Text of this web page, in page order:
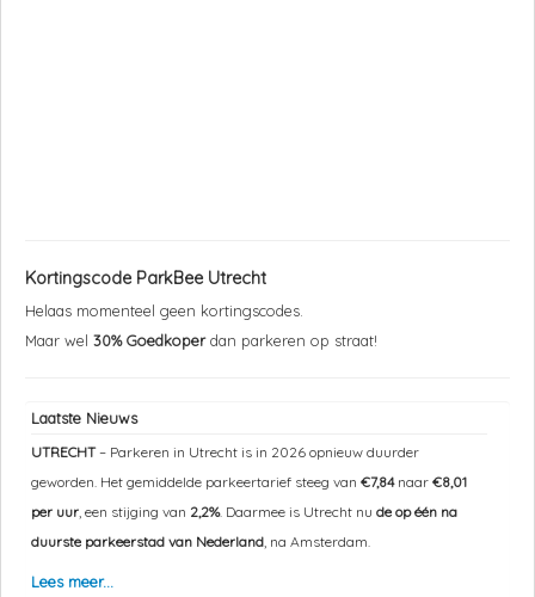
Kortingscode ParkBee Utrecht
Helaas momenteel geen kortingscodes.
Maar wel 30% Goedkoperdan parkeren op straat!
Laatste Nieuws
UTRECHT– Parkeren in Utrecht is in 2026 opnieuw duurder
geworden. Het gemiddelde parkeertarief steeg van €7,84naar €8,01
per uur, een stijging van 2,2%. Daarmee is Utrecht nu de op één na
duurste parkeerstad van Nederland, na Amsterdam.
Lees meer...